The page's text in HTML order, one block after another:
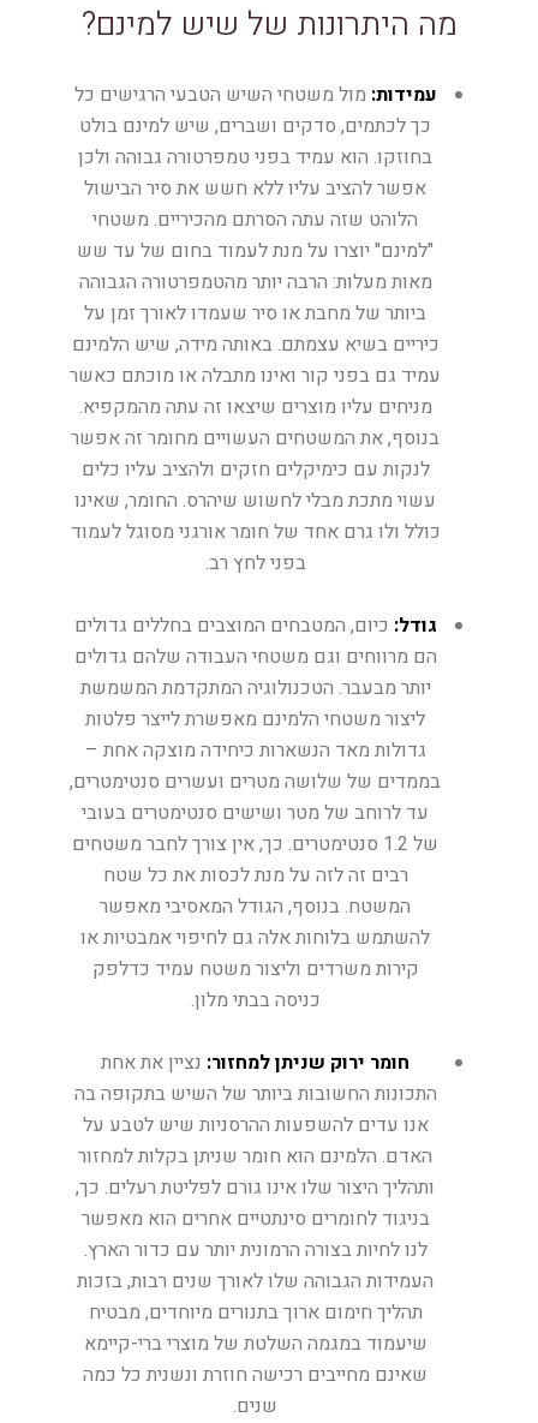
מה היתרונות של שיש למינם?
עמידות: מול משטחי השיש הטבעי הרגישים כל
כך לכתמים, סדקים ושברים, שיש למינם בולט
בחוזקו. הוא עמיד בפני טמפרטורה גבוהה ולכן
אפשר להציב עליו ללא חשש את סיר הבישול
הלוהט שזה עתה הסרתם מהכיריים. משטחי
"למינם" יוצרו על מנת לעמוד בחום של עד שש
מאות מעלות: הרבה יותר מהטמפרטורה הגבוהה
ביותר של מחבת או סיר שעמדו לאורך זמן על
כיריים בשיא עצמתם. באותה מידה, שיש הלמינם
עמיד גם בפני קור ואינו מתבלה או מוכתם כאשר
מניחים עליו מוצרים שיצאו זה עתה מהמקפיא.
בנוסף, את המשטחים העשויים מחומר זה אפשר
לנקות עם כימיקלים חזקים ולהציב עליו כלים
עשוי מתכת מבלי לחשוש שיהרס. החומר, שאינו
כולל ולו גרם אחד של חומר אורגני מסוגל לעמוד
בפני לחץ רב.
גודל: כיום, המטבחים המוצבים בחללים גדולים
הם מרווחים וגם משטחי העבודה שלהם גדולים
יותר מבעבר. הטכנולוגיה המתקדמת המשמשת
ליצור משטחי הלמינם מאפשרת לייצר פלטות
גדולות מאד הנשארות כיחידה מוצקה אחת –
בממדים של שלושה מטרים ועשרים סנטימטרים,
עד לרוחב של מטר ושישים סנטימטרים בעובי
של 1.2 סנטימטרים. כך, אין צורך לחבר משטחים
רבים זה לזה על מנת לכסות את כל שטח
המשטח. בנוסף, הגודל המאסיבי מאפשר
להשתמש בלוחות אלה גם לחיפוי אמבטיות או
קירות משרדים וליצור משטח עמיד כדלפק
כניסה בבתי מלון.
חומר ירוק שניתן למחזור: נציין את אחת
התכונות החשובות ביותר של השיש בתקופה בה
אנו עדים להשפעות ההרסניות שיש לטבע על
האדם. הלמינם הוא חומר שניתן בקלות למחזור
ותהליך היצור שלו אינו גורם לפליטת רעלים. כך,
בניגוד לחומרים סינתטיים אחרים הוא מאפשר
לנו לחיות בצורה הרמונית יותר עם כדור הארץ.
העמידות הגבוהה שלו לאורך שנים רבות, בזכות
תהליך חימום ארוך בתנורים מיוחדים, מבטיח
שיעמוד במגמה השלטת של מוצרי ברי-קיימא
שאינם מחייבים רכישה חוזרת ונשנית כל כמה
שנים.